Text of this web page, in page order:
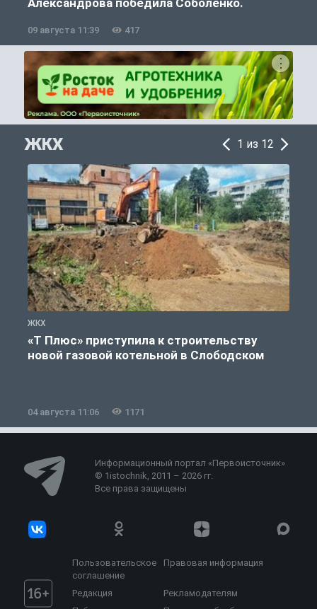
Александрова победила Соболенко.
09 августа 11:39 417
ЖКХ 1 из 12
ЖКХ
«Т Плюс» приступила к строительству
новой газовой котельной в Слободском
04 августа 11:06 1171
Информационный портал «Первоисточник»
© 1istochnik, 2011 – 2026 гг.
Все права защищены
Пользовательское
соглашение
Правовая информация
Редакция
Рекламодателям